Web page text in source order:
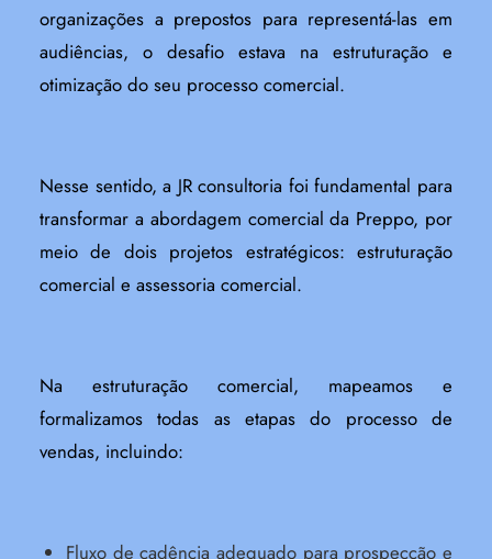
organizações a prepostos para representá-las em
audiências, o desafio estava na estruturação e
otimização do seu processo comercial.
Nesse sentido, a JR consultoria foi fundamental para
transformar a abordagem comercial da Preppo, por
meio de dois projetos estratégicos: estruturação
comercial e assessoria comercial.
Na estruturação comercial, mapeamos e
formalizamos todas as etapas do processo de
vendas, incluindo:
Fluxo de cadência adequado para prospecção e